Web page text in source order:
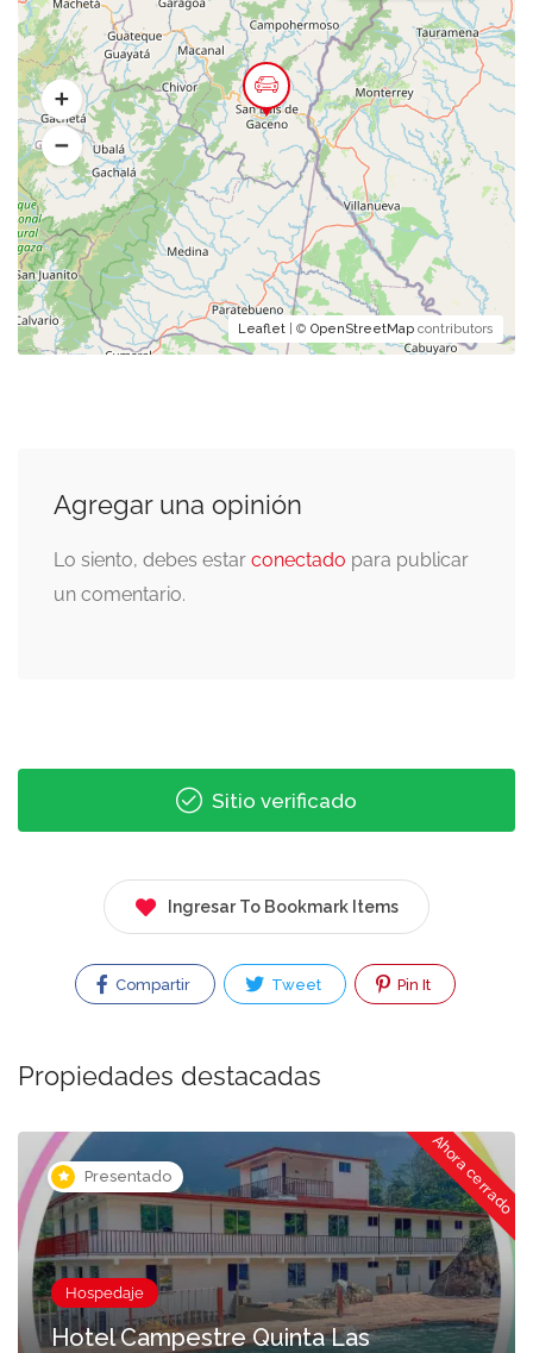
Leaflet | © OpenStreetMap contributors
Agregar una opinión
Lo siento, debes estar conectado para publicar
un comentario.
Sitio verificado
Ingresar To Bookmark Items
Compartir Tweet Pin It
Propiedades destacadas
Presentado Ahora cerrado
Hospedaje
Hotel Campestre Quinta Las